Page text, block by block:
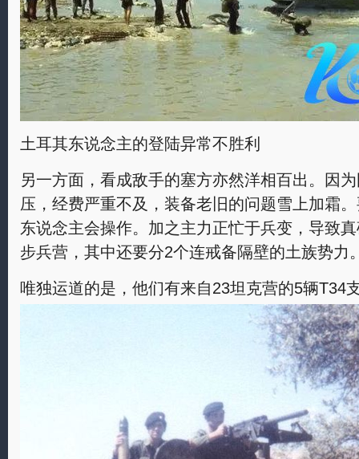
土耳其东说念主的登陆异常不胜利
另一方面，看成敌手的塞方亦然洋相百出。因
压，经费严重不及，装备老旧的问题雪上加霜
东说念主会操作。加之主力正忙于兵变，导致
步兵营，其中还要分2个连戒备隔壁的土族势力
唯独运道的是，他们有来自23坦克营的5辆T34